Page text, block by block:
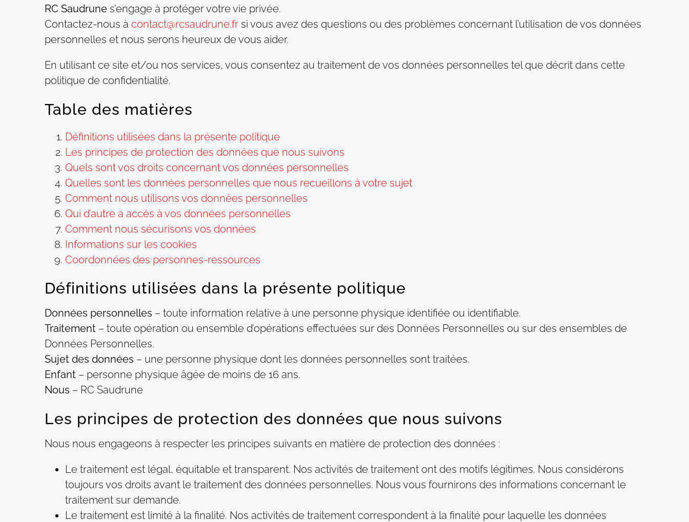
RC Saudrune s’engage à protéger votre vie privée.
Contactez-nous à contact@rcsaudrune.fr si vous avez des questions ou des problèmes concernant l’utilisation de vos données
personnelles et nous serons heureux de vous aider.
En utilisant ce site et/ou nos services, vous consentez au traitement de vos données personnelles tel que décrit dans cette
politique de confidentialité.
Table des matières
Définitions utilisées dans la présente politique
Les principes de protection des données que nous suivons
Quels sont vos droits concernant vos données personnelles
Quelles sont les données personnelles que nous recueillons à votre sujet
Comment nous utilisons vos données personnelles
Qui d’autre a accès à vos données personnelles
Comment nous sécurisons vos données
Informations sur les cookies
Coordonnées des personnes-ressources
Définitions utilisées dans la présente politique
Données personnelles – toute information relative à une personne physique identifiée ou identifiable.
Traitement – toute opération ou ensemble d’opérations effectuées sur des Données Personnelles ou sur des ensembles de
Données Personnelles.
Sujet des données – une personne physique dont les données personnelles sont traitées.
Enfant – personne physique âgée de moins de 16 ans.
Nous – RC Saudrune
Les principes de protection des données que nous suivons
Nous nous engageons à respecter les principes suivants en matière de protection des données :
Le traitement est légal, équitable et transparent. Nos activités de traitement ont des motifs légitimes. Nous considérons
toujours vos droits avant le traitement des données personnelles. Nous vous fournirons des informations concernant le
traitement sur demande.
Le traitement est limité à la finalité. Nos activités de traitement correspondent à la finalité pour laquelle les données